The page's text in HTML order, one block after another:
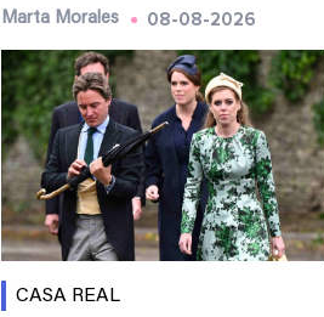
Marta Morales 08-08-2026
CASA REAL